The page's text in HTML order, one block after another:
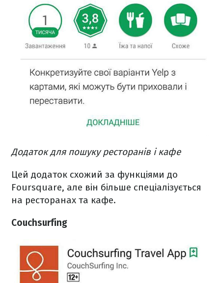
Додаток для пошуку ресторанів і кафе
Цей додаток схожий за функціями до
Foursquare, але він більше спеціалізується
на ресторанах та кафе.
Couchsurfing